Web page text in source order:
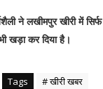
ने लखीमपुर खीरी में
खड़ा कर दिया है।
Tags # खीरी खबर